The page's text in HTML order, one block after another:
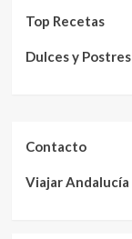
Top Recetas
Dulces y Postres
Contacto
Viajar Andalucía